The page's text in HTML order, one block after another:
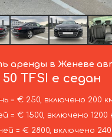
аренды в Женеве
50 TFSI e седан
= € 250, включено 200
= € 1500, включено 1200
= € 2800, включено